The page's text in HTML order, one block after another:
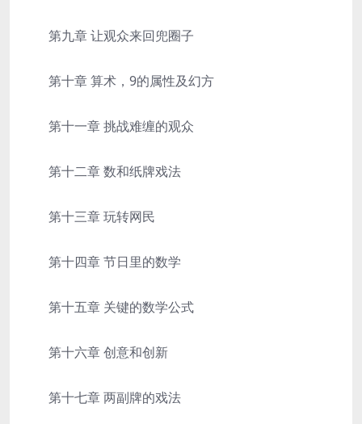
第九章 让观众来回兜圈子
第十章 算术，9的属性及幻方
第十一章 挑战难缠的观众
第十二章 数和纸牌戏法
第十三章 玩转网民
第十四章 节日里的数学
第十五章 关键的数学公式
第十六章 创意和创新
第十七章 两副牌的戏法